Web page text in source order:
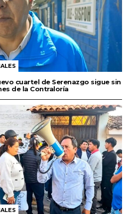
cuartel de Serenazgo sigue sin
de la Contraloría